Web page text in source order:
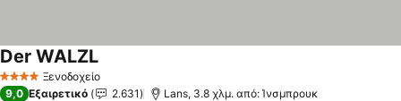
4 ΑστέριαΞενοδοχείο
Der WALZL
9,0 Εξαιρετικό 2.631 Lans, 3.8 χλμ. από: Ίνσμπρουκ